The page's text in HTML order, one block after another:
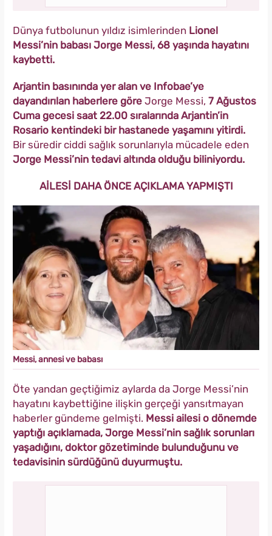
Dünya futbolunun yıldız isimlerinden Lionel
Messi’nin babası Jorge Messi, 68 yaşında hayatını
kaybetti.
Arjantin basınında yer alan ve Infobae’ye
dayandırılan haberlere göre Jorge Messi, 7 Ağustos
Cuma gecesi saat 22.00 sıralarında Arjantin’in
Rosario kentindeki bir hastanede yaşamını yitirdi.
Bir süredir ciddi sağlık sorunlarıyla mücadele eden
Jorge Messi’nin tedavi altında olduğu biliniyordu.
AİLESİ DAHA ÖNCE AÇIKLAMA YAPMIŞTI
Messi, annesi ve babası
Öte yandan geçtiğimiz aylarda da Jorge Messi’nin
hayatını kaybettiğine ilişkin gerçeği yansıtmayan
haberler gündeme gelmişti. Messi ailesi o dönemde
yaptığı açıklamada, Jorge Messi’nin sağlık sorunları
yaşadığını, doktor gözetiminde bulunduğunu ve
tedavisinin sürdüğünü duyurmuştu.